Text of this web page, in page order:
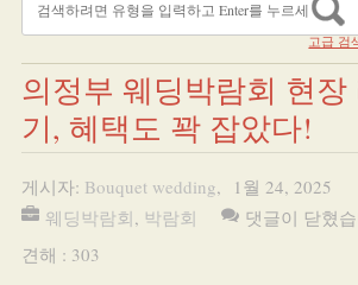
고급 검
의정부 웨딩박람회 현장
기, 혜택도 꽉 잡았다!
게시자: Bouquet wedding,
1월 24, 2025
웨딩박람회, 박람회 댓글이 닫혔
견해 : 303